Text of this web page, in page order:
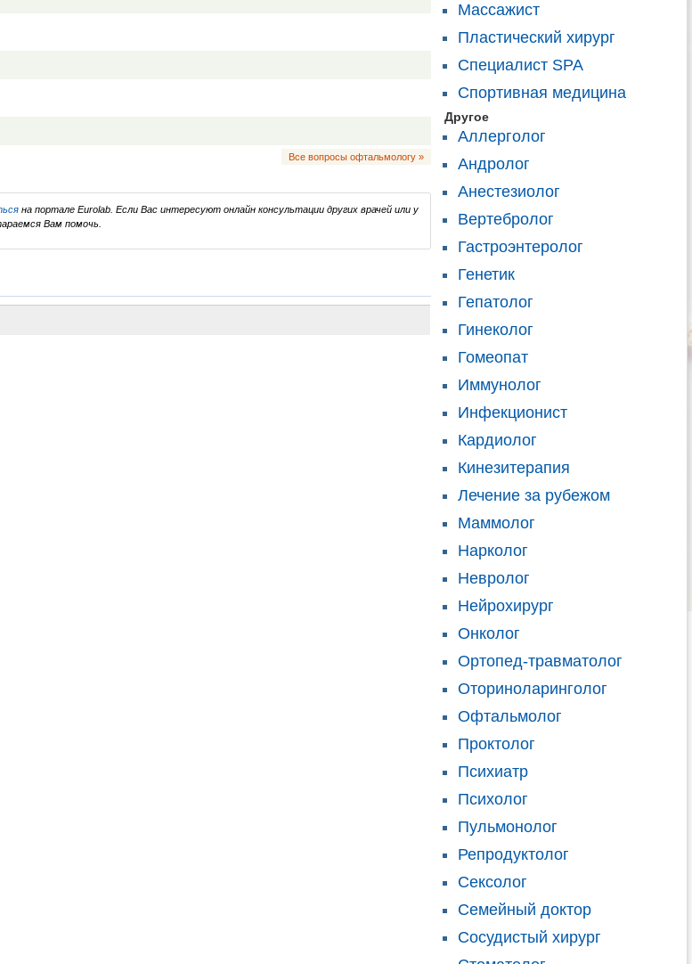
Все вопросы офтальмологу »
на портале Eurolab. Если Вас интересуют онлайн консультации других врачей или у
Вам помочь.
Массажист
Пластический хирург
Специалист SPA
Спортивная медицина
Другое
Аллерголог
Андролог
Анестезиолог
Вертебролог
Гастроэнтеролог
Генетик
Гепатолог
Гинеколог
Гомеопат
Иммунолог
Инфекционист
Кардиолог
Кинезитерапия
Лечение за рубежом
Маммолог
Нарколог
Невролог
Нейрохирург
Онколог
Ортопед-травматолог
Оториноларинголог
Офтальмолог
Проктолог
Психиатр
Психолог
Пульмонолог
Репродуктолог
Сексолог
Семейный доктор
Сосудистый хирург